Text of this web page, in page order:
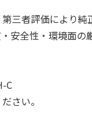
三者評価により純
安全性・環境面の
C
さい。